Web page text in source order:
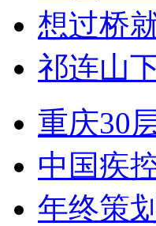
想过桥
祁连山
重庆30
中国疾
年终策